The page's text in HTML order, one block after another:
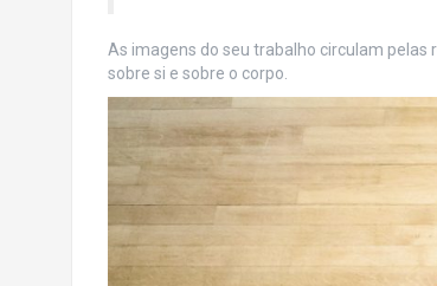
As imagens do seu trabalho circulam
sobre si e sobre o corpo.